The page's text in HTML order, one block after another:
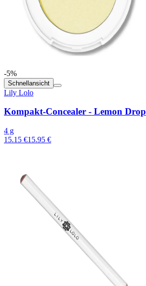
-5%
Schnellansicht
Lily Lolo
Kompakt-Concealer - Lemon Drop
4 g
15.15 €15.95 €